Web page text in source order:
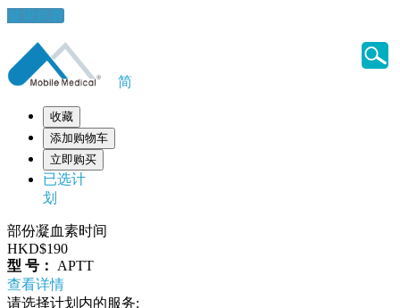
健康錦囊
简
收藏
添加购物车
立即购买
已选计
划
部份凝血素时间
HKD$190
型 号：
APTT
查看详情
请选择计划内的服务: